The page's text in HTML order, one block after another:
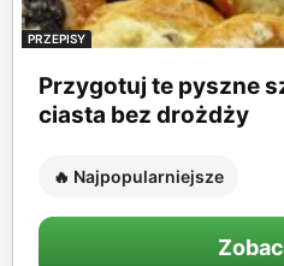
PRZEPISY
Przygotuj te pyszne
ciasta bez drożdży
🔥 Najpopularniejsze